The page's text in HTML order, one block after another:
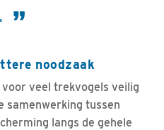
noodzaak
veel trekvogels veilig
samenwerking tussen
langs de gehele